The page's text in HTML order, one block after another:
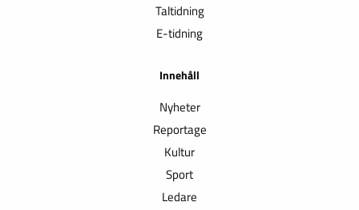
Taltidning
E-tidning
Innehåll
Nyheter
Reportage
Kultur
Sport
Ledare